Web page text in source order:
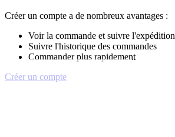
Créer un compte a de nombreux avantages :
Voir la commande et suivre l'expédition
Suivre l'historique des commandes
Commander plus rapidement
Créer un compte